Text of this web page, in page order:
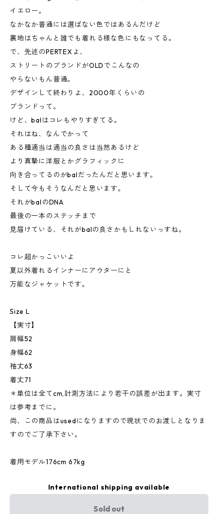
イエロー。
なかなか普通には選ばない色ではあるんだけど
裏地はちゃんと誰でも着れる様な色にもなってる。
で、先述のPERTEXよ、
ストリートのブランドがOLDでこんなの
やらないもん普通。
デザインして終わりよ、2000年くらいの
ブランドって。
けど、balはコレもやりすぎてる。
それはね、なんでかって
ある種適当は適当の良さは当然あるけど
より真摯に洋服とかグラフィックに
向き合ってるのがbalだったんだと思います。
そして今もそうなんだと思います。
それがbalのDNA
最後の一本のステッチまで
見届けている、それがbalの良さかもしれないっすね。
コレ超かっこいいよ
夏以外着れるインナーにアウターにと
万能なジャケットです。
Size L
【実寸】
肩幅52
身幅62
袖丈63
着丈71
＊単位は全てcm,計測方法により若干の誤差が出ます。実寸
は参考までに。
尚、この商品はusedになりますので現状でのお渡しとなりま
すのでご了承下さい。
着用モデル176cm 67kg
International shipping available
Sold out